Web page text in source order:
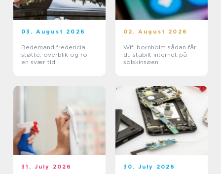
03. August 2026
Bedemand fredericia
støtte, overblik og ro i
en svær tid
02. August 2026
Wifi bornholm sådan får
du stabilt internet på
solskinsøen
31. July 2026 30. July 2026